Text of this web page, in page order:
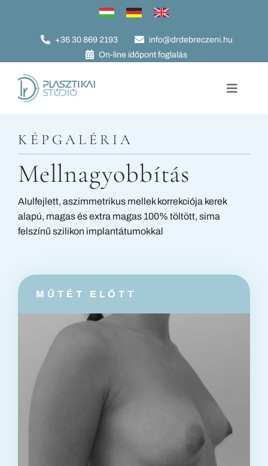
+36 30 869 2193
info@drdebreczeni.hu
On-line időpont foglalás
Toggle
Képgaléria
Szakmai életrajz
Az év orvosa
információk
KÉPGALÉRIA
Mellnagyobbítás
Alulfejlett, aszimmetrikus mellek korrekciója kerek
alapú, magas és extra magas 100% töltött, sima
felszínű szilikon implantátumokkal
MŰTÉT ELŐTT